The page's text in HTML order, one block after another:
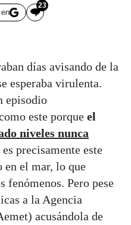
23
días avisando de la
esperaba virulenta.
episodio
este porque el
niveles nunca
es precisamente este
en el mar, lo que
fenómenos. Pero pese
a la Agencia
acusándola de